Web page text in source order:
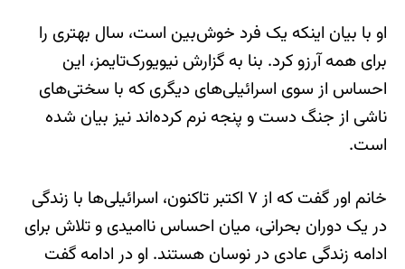
او با بیان اینکه یک فرد خوش‌بین است، سال بهتری را
برای همه آرزو کرد. بنا به گزارش نیویورک‌تایمز، این
احساس از سوی اسرائیلی‌های دیگری که با سختی‌های
ناشی از جنگ دست و پنجه نرم کرده‌اند نیز بیان شده
است.
خانم اور گفت که از ۷ اکتبر تاکنون، اسرائیلی‌ها با زندگی
در یک دوران بحرانی، میان احساس ناامیدی و تلاش برای
ادامه زندگی عادی در نوسان هستند. او در ادامه گفت